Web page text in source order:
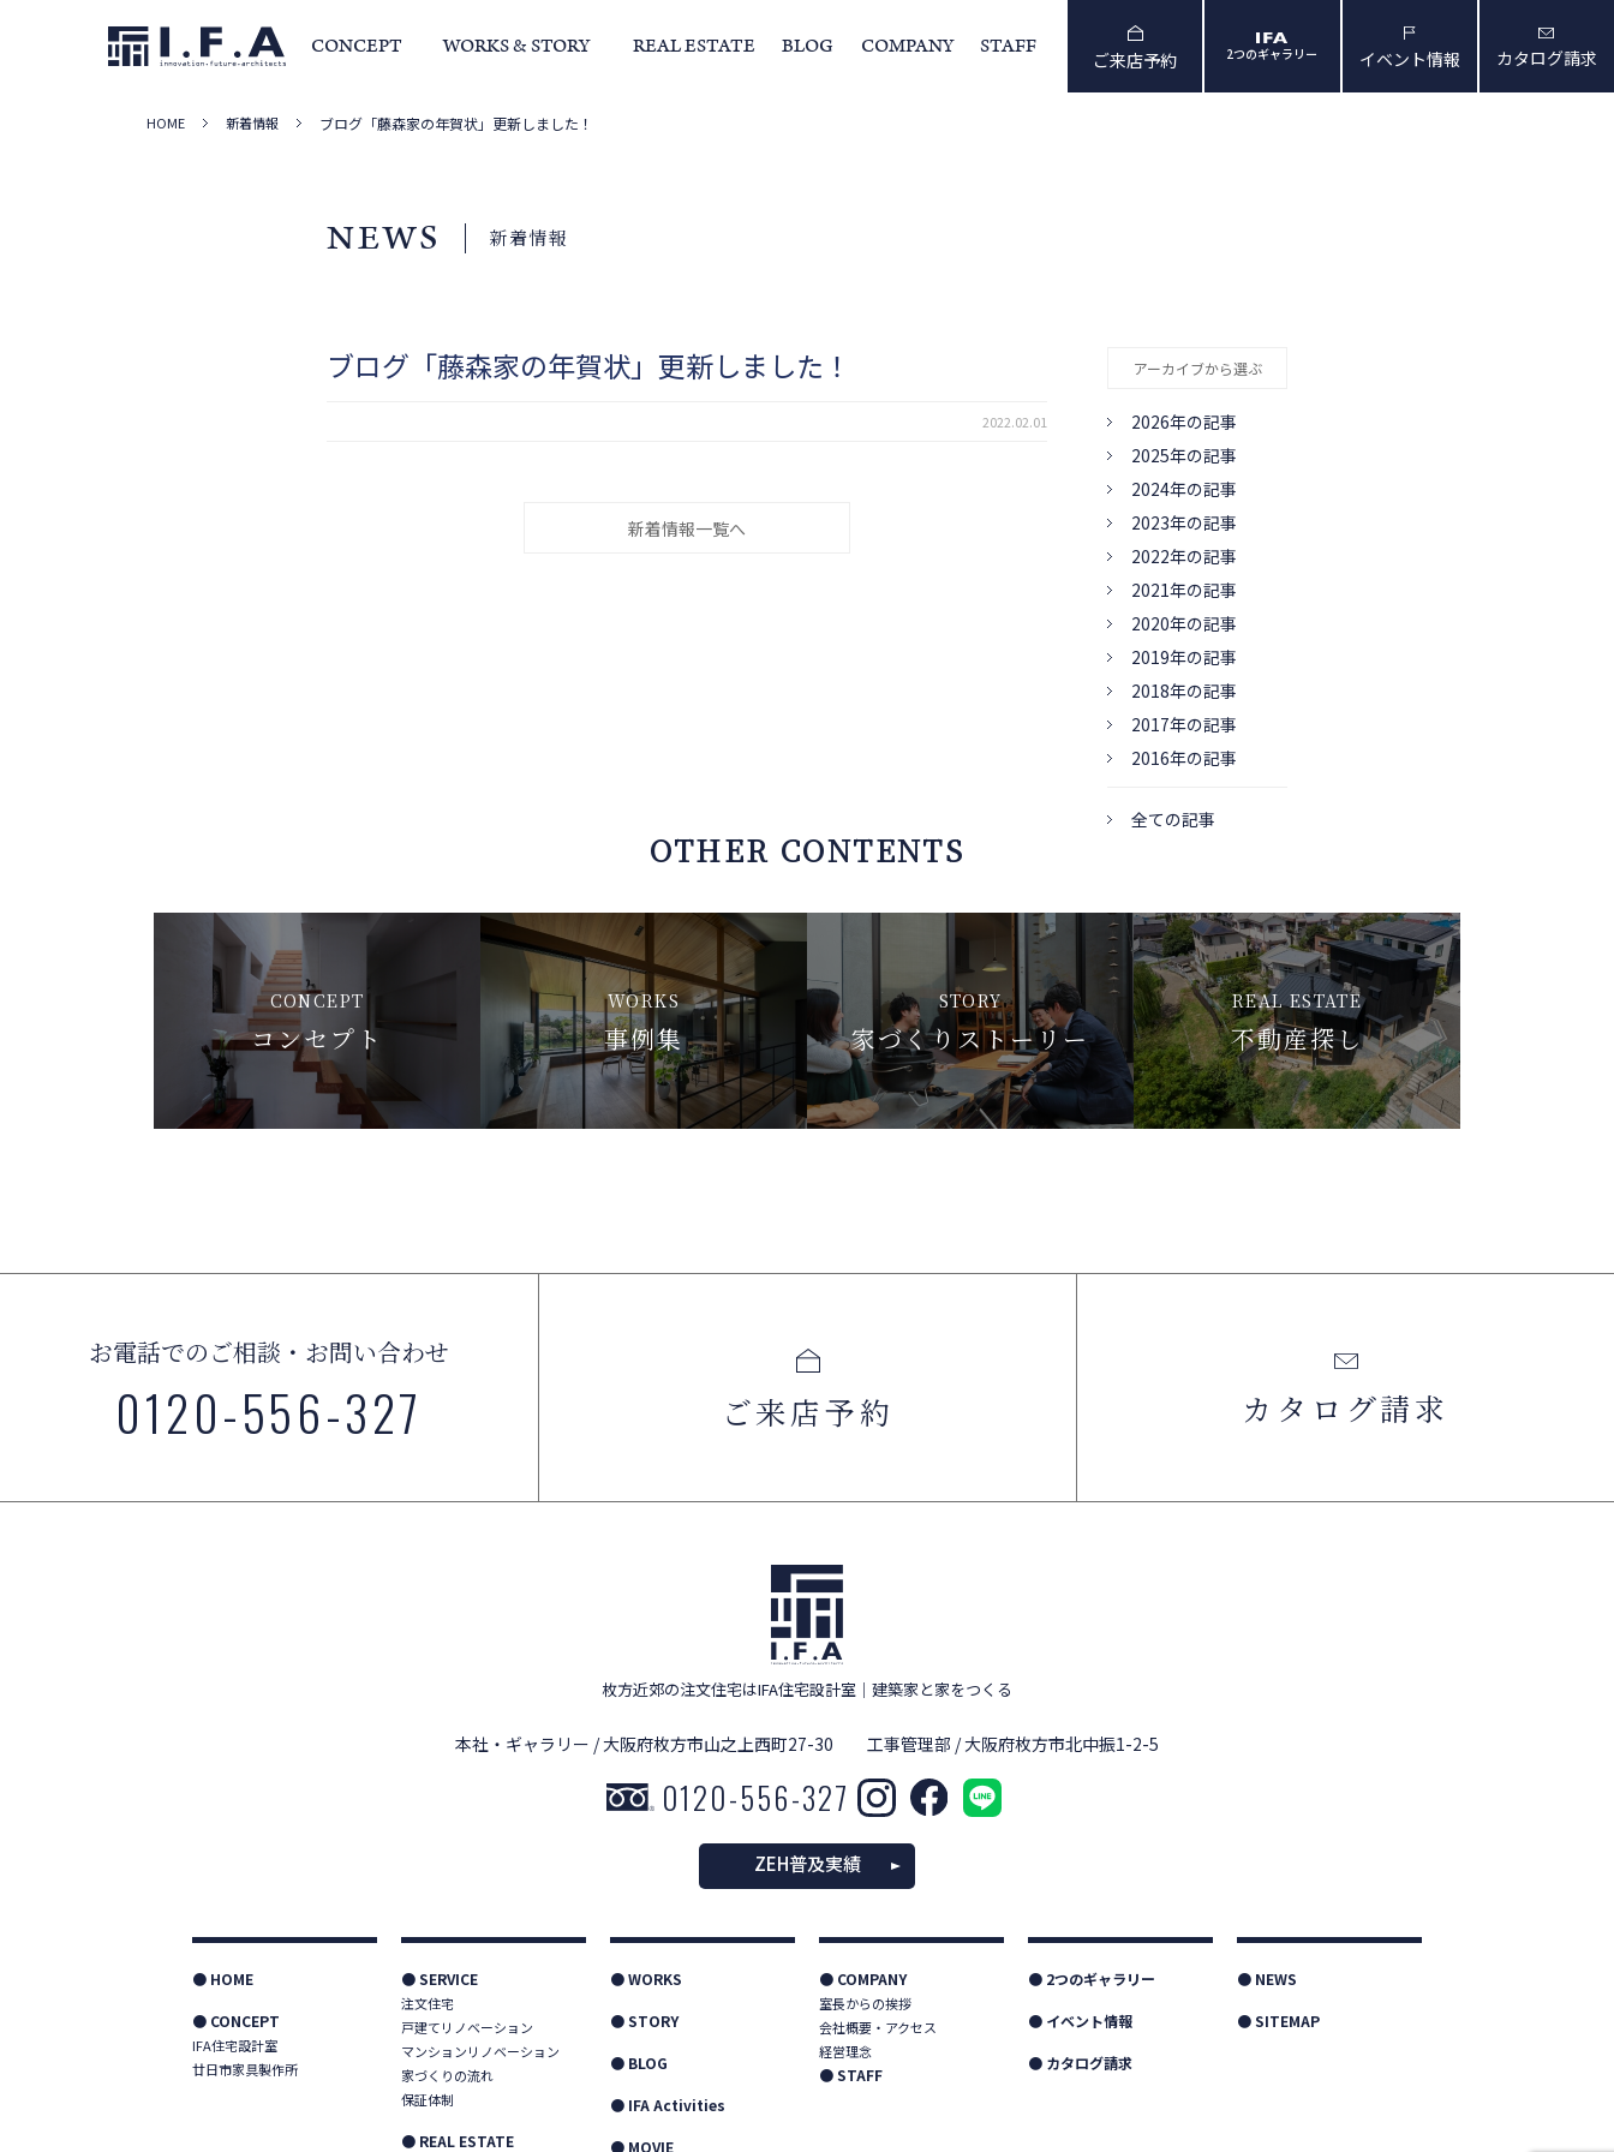
CONCEPT WORKS & STORY
事例集
REAL ESTATE BLOG COMPANY
サービス・家づくりの流れ 室長からの挨拶
STAFF
ご来店予約 2つのギャラリー イベント情報 カタログ請求
HOME 新着情報 ブログ「藤森家の年賀状」更新しました！
NEWS 新着情報
ブログ「藤森家の年賀状」更新しました！
2022.02.01
新着情報一覧へ
アーカイブから選ぶ
2026年の記事
2025年の記事
2024年の記事
2023年の記事
2022年の記事
2021年の記事
2020年の記事
2019年の記事
2018年の記事
2017年の記事
2016年の記事
全ての記事
OTHER CONTENTS
CONCEPT
コンセプト
WORKS
事例集
STORY
家づくりストーリー
REAL ESTATE
不動産探し
お電話でのご相談・お問い合わせ
0120-556-327 ご来店予約 カタログ請求
枚方近郊の注文住宅はIFA住宅設計室 ｜ 建築家と家をつくる
本社・ギャラリー / 大阪府枚方市山之上西町27-30 工事管理部 / 大阪府枚方市北中振1-2-5
0120-556-327
ZEH普及実績
● HOME
● CONCEPT
IFA住宅設計室
廿日市家具製作所
● SERVICE
注文住宅
戸建てリノベーション
マンションリノベーション
家づくりの流れ
保証体制
● REAL ESTATE
● WORKS
● STORY
● BLOG
● IFA Activities
● MOVIE
● COMPANY
室長からの挨拶
会社概要・アクセス
経営理念
● STAFF
● 2つのギャラリー
● イベント情報
● カタログ請求
● NEWS
● SITEMAP